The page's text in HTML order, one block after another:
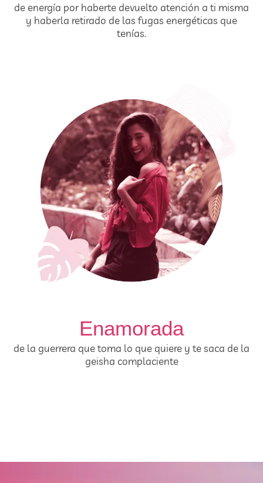
de energía por haberte devuelto atención a ti misma
y haberla retirado de las fugas energéticas que
tenías.
Enamorada
de la guerrera que toma lo que quiere y te saca de la
geisha complaciente